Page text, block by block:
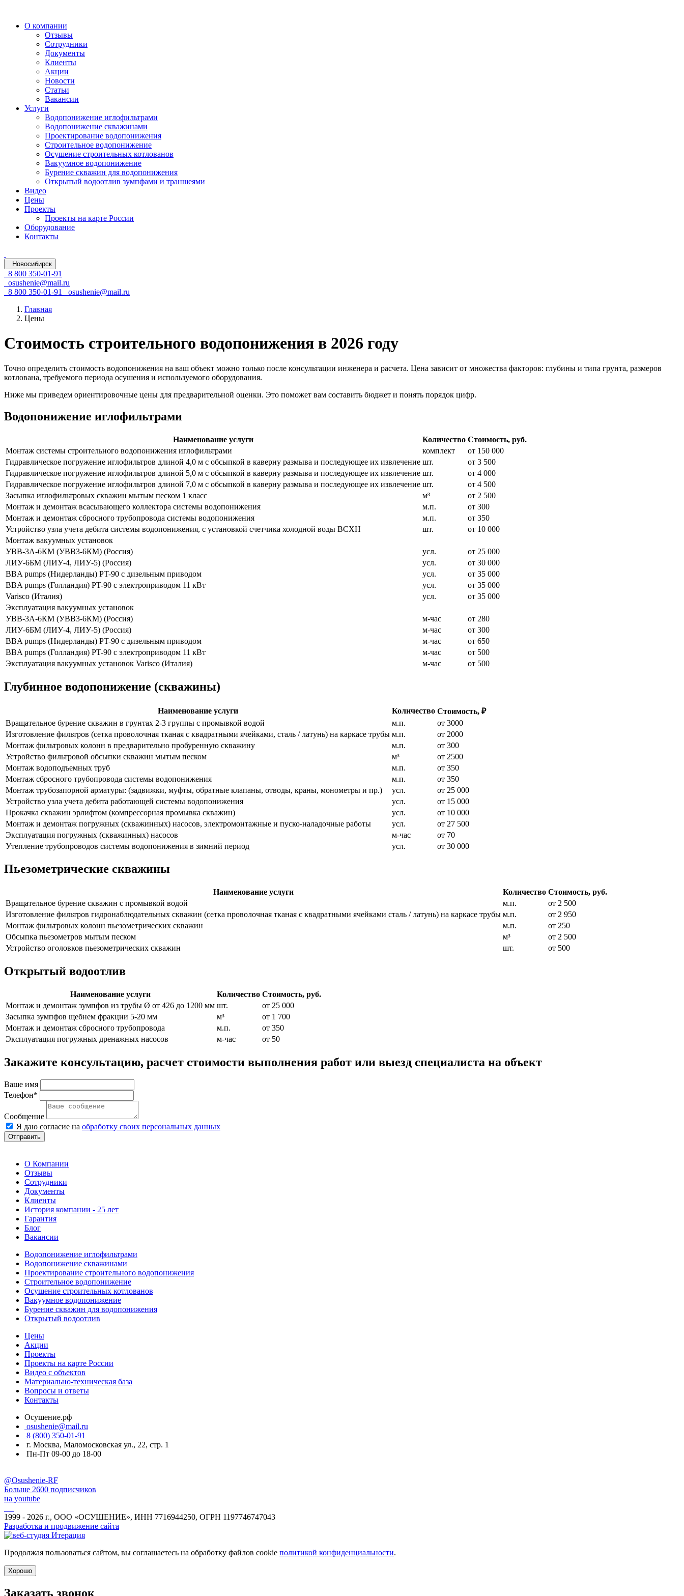
О компании
Отзывы
Сотрудники
Документы
Клиенты
Акции
Новости
Статьи
Вакансии
Услуги
Водопонижение иглофильтрами
Водопонижение скважинами
Проектирование водопонижения
Строительное водопонижение
Осушение строительных котлованов
Вакуумное водопонижение
Бурение скважин для водопонижения
Открытый водоотлив зумпфами и траншеями
Видео
Цены
Проекты
Проекты на карте России
Оборудование
Контакты
Новосибирск
8 800 350-01-91
osushenie@mail.ru
8 800 350-01-91
osushenie@mail.ru
Главная
Цены
Стоимость строительного водопонижения в 2026 году
Точно определить стоимость водопонижения на ваш объект можно только после консультации инженера и расчета. Цена зависит от множества факторов: глубины и типа грунта, размеров
котлована, требуемого периода осушения и используемого оборудования.
Ниже мы приведем ориентировочные цены для предварительной оценки. Это поможет вам составить бюджет и понять порядок цифр.
Водопонижение иглофильтрами
Наименование услуги Количество Стоимость, руб.
Монтаж системы строительного водопонижения иглофильтрами
комплект
от 150 000
Гидравлическое погружение иглофильтров длиной 4,0 м с обсыпкой в каверну размыва и последующее их извлечение шт.
от 3 500
Гидравлическое погружение иглофильтров длиной 5,0 м с обсыпкой в каверну размыва и последующее их извлечение шт.
от 4 000
Гидравлическое погружение иглофильтров длиной 7,0 м с обсыпкой в каверну размыва и последующее их извлечение шт.
от 4 500
Засыпка иглофильтровых скважин мытым песком 1 класс
м³
от 2 500
Монтаж и демонтаж всасывающего коллектора системы водопонижения
м.п.
от 300
Монтаж и демонтаж сбросного трубопровода системы водопонижения
м.п.
от 350
Устройство узла учета дебита системы водопонижения, с установкой счетчика холодной воды ВСХН
шт.
от 10 000
Монтаж вакуумных установок
УВВ-3А-6КМ (УВВ3-6КМ) (Россия)
усл.
от 25 000
ЛИУ-6БМ (ЛИУ-4, ЛИУ-5) (Россия)
усл.
от 30 000
BBA pumps (Нидерланды) PT-90 с дизельным приводом
усл.
от 35 000
BBA pumps (Голландия) PT-90 с электроприводом 11 кВт
усл.
от 35 000
Varisco (Италия)
усл.
от 35 000
Эксплуатация вакуумных установок
УВВ-3А-6КМ (УВВ3-6КМ) (Россия)
м-час
от 280
ЛИУ-6БМ (ЛИУ-4, ЛИУ-5) (Россия)
м-час
от 300
BBA pumps (Нидерланды) PT-90 с дизельным приводом
м-час
от 650
BBA pumps (Голландия) PT-90 с электроприводом 11 кВт
м-час
от 500
Эксплуатация вакуумных установок Varisco (Италия)
м-час от 500
Глубинное водопонижение (скважины)
Наименование услуги Количество Стоимость, ₽
Вращательное бурение скважин в грунтах 2-3 группы с промывкой водой
м.п.
от 3000
Изготовление фильтров (сетка проволочная тканая с квадратными ячейками, сталь / латунь) на каркасе трубы м.п.
от 2000
Монтаж фильтровых колонн в предварительно пробуренную скважину
м.п.
от 300
Устройство фильтровой обсыпки скважин мытым песком
м³
от 2500
Монтаж водоподъемных труб
м.п.
от 350
Монтаж сбросного трубопровода системы водопонижения
м.п.
от 350
Монтаж трубозапорной арматуры: (задвижки, муфты, обратные клапаны, отводы, краны, монометры и пр.)
усл.
от 25 000
Устройство узла учета дебита работающей системы водопонижения
усл.
от 15 000
Прокачка скважин эрлифтом (компрессорная промывка скважин)
усл.
от 10 000
Монтаж и демонтаж погружных (скважинных) насосов, электромонтажные и пуско-наладочные работы
усл.
от 27 500
Эксплуатация погружных (скважинных) насосов
м-час
от 70
Утепление трубопроводов системы водопонижения в зимний период
усл. от 30 000
Пьезометрические скважины
Наименование услуги Количество Стоимость, руб.
Вращательное бурение скважин с промывкой водой
м.п.
от 2 500
Изготовление фильтров гидронаблюдательных скважин (сетка проволочная тканая с квадратными ячейками сталь / латунь) на каркасе трубы м.п.
от 2 950
Монтаж фильтровых колонн пьезометрических скважин
м.п.
от 250
Обсыпка пьезометров мытым песком
м³
от 2 500
Устройство оголовков пьезометрических скважин
шт. от 500
Открытый водоотлив
Наименование услуги Количество Стоимость, руб.
Монтаж и демонтаж зумпфов из трубы Ø от 426 до 1200 мм шт.
от 25 000
Засыпка зумпфов щебнем фракции 5-20 мм
м³
от 1 700
Монтаж и демонтаж сбросного трубопровода
м.п.
от 350
Эксплуатация погружных дренажных насосов
м-час от 50
Закажите консультацию, расчет стоимости выполнения работ или выезд специалиста на объект
Ваше имя
Телефон*
Сообщение
Я даю согласие на обработку своих персональных данных
Отправить
О Компании
Отзывы
Сотрудники
Документы
Клиенты
История компании - 25 лет
Гарантия
Блог
Вакансии
Водопонижение иглофильтрами
Водопонижение скважинами
Проектирование строительного водопонижения
Строительное водопонижение
Осушение строительных котлованов
Вакуумное водопонижение
Бурение скважин для водопонижения
Открытый водоотлив
Цены
Акции
Проекты
Проекты на карте России
Видео с объектов
Материально-техническая база
Вопросы и ответы
Контакты
Осушение.рф
osushenie@mail.ru
8 (800) 350-01-91
г. Москва, Маломосковская ул., 22, стр. 1
Пн-Пт 09-00 до 18-00
@Osushenie-RF
Больше 2600 подписчиков
на youtube
1999 - 2026 г., ООО «ОСУШЕНИЕ», ИНН 7716944250, ОГРН 1197746747043
Разработка и продвижение сайта
Продолжая пользоваться сайтом, вы соглашаетесь на обработку файлов cookie политикой конфиденциальности.
Хорошо
Заказать звонок